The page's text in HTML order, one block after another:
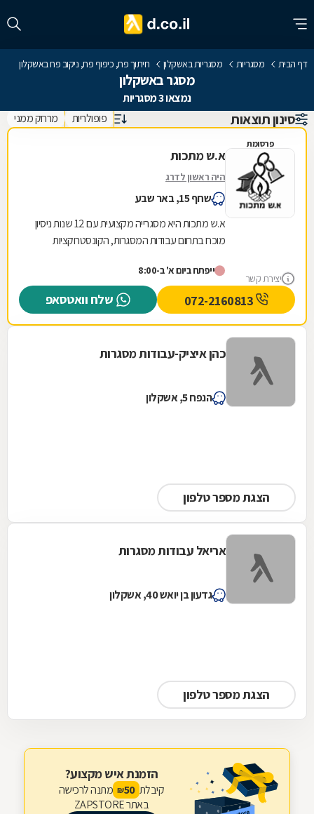
דף הבית מסגריות מסגריות באשקלון חיתוך פח, כיפוף פח, ניקוב פח באשקלון
מסגר באשקלון
נמצאו 3 מסגריות
סינון תוצאות פופולריות מרחק ממני
פרסומת
יצירת קשר
א.ש מתכות
היה ראשון לדרג
שחף 15, באר שבע
א.ש מתכות היא מסגרייה מקצועית עם 12 שנות ניסיון
מוכח בתחום עבודות המסגרות, הקונסטרוקציות
והאלומיניום...
ייפתח ביום א' ב-8:00
שלח וואטסאפ
כהן איציק-עבודות מסגרות
הנפח 5, אשקלון
הצגת מספר טלפון
אריאל עבודות מסגרות
גדעון בן יואש 40, אשקלון
הצגת מספר טלפון
הזמנת איש מקצוע?
קיבלת 50
₪ מתנה לרכישה
באתר ZAPSTORE